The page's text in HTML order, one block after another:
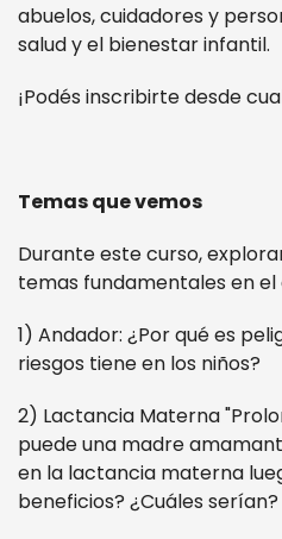
abuelos, cuidadores y
salud y el bienestar infantil.
¡Podés inscribirte desde
Temas que vemos
Durante este curso,
temas fundamentales en
1) Andador: ¿Por qué es
riesgos tiene en los niños?
2) Lactancia Materna
puede una madre
en la lactancia materna
beneficios? ¿Cuáles serían?